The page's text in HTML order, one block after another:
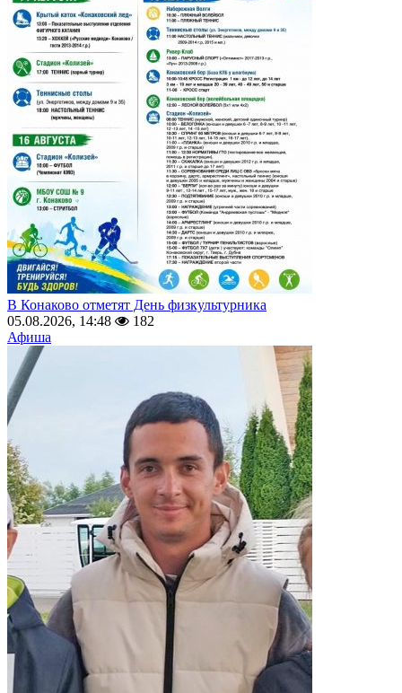
В Конаково отметят День физкультурника
05.08.2026, 14:48
182
Афиша